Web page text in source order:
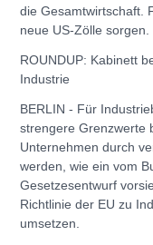
die Gesamtwirtschaft.
neue US-Zölle sorgen.
ROUNDUP: Kabinett
Industrie
BERLIN - Für
strengere Grenzwerte
Unternehmen durch
werden, wie ein vom
Gesetzesentwurf
Richtlinie der EU zu
umsetzen.